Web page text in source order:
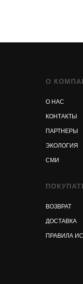
О
О НАС
ВОЗВРАТ
КОНТАКТЫ
СМИ
ПАРТНЕРЫ
ЭКОЛОГИЯ
ПРАВИЛА
ДОСТАВКА